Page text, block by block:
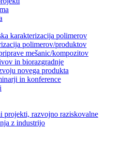
karakterizacija polimerov
polimerov/produktov
mešanic/kompozitov
in biorazgradnje
novega produkta
in konference
projekti, razvojno raziskovalne
z industrijo